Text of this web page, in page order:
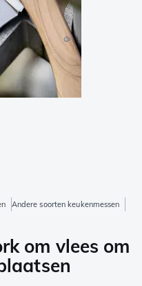
Andere soorten keukenmessen
om vlees om